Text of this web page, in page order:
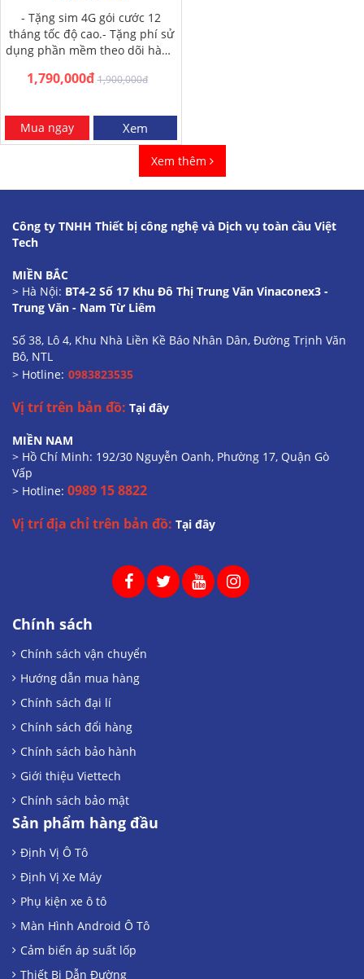
- Tặng sim 4G gói cước 12
tháng tốc độ cao.- Tặng phí sử
dụng phần mềm theo dõi hành
1,790,000đ 1,900,000đ
Mua ngay Xem
Xem thêm
Công ty TNHH Thiết bị công nghệ và Dịch vụ toàn cầu Việt
Tech
MIỀN BẮC
> Hà Nội: BT4-2 Số 17 Khu Đô Thị Trung Văn Vinaconex3 -
Trung Văn - Nam Từ Liêm
Số 38, Lô 4, Khu Nhà Liền Kề Báo Nhân Dân, Đường Trịnh Văn
Bô, NTL
> Hotline: 0983823535
Vị trí trên bản đồ: Tại đây
MIỀN NAM
> Hồ Chí Minh: 192/30 Nguyễn Oanh, Phường 17, Quận Gò
Vấp
> Hotline: 0989 15 8822
Vị trí địa chỉ trên bản đồ: Tại đây
Chính sách
Chính sách vận chuyển
Hướng dẫn mua hàng
Chính sách đại lí
Chính sách đổi hàng
Chính sách bảo hành
Giới thiệu Viettech
Chính sách bảo mật
Sản phẩm hàng đầu
Định Vị Ô Tô
Định Vị Xe Máy
Phụ kiện xe ô tô
Màn Hình Android Ô Tô
Cảm biến áp suất lốp
Thiết Bị Dẫn Đường